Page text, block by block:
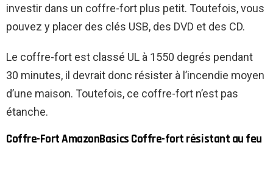
investir dans un coffre-fort plus petit. Toutefois, vous
pouvez y placer des clés USB, des DVD et des CD.
Le coffre-fort est classé UL à 1550 degrés pendant
30 minutes, il devrait donc résister à l’incendie moyen
d’une maison. Toutefois, ce coffre-fort n’est pas
étanche.
Coffre-Fort AmazonBasics Coffre-fort résistant au feu